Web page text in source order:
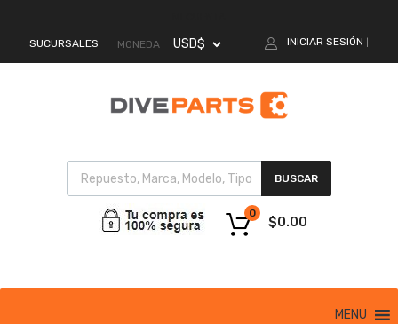
SUCURSALES MONEDA INICIAR SESIÓN
BUSCAR
$0.00
0
MENU